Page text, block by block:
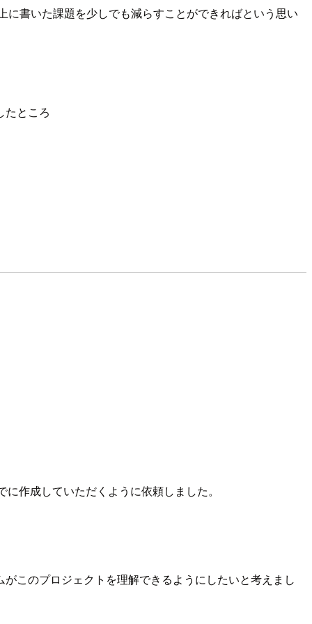
書いた課題を少しでも減らすことができればという思い
たところ
作成していただくように依頼しました。
このプロジェクトを理解できるようにしたいと考えまし